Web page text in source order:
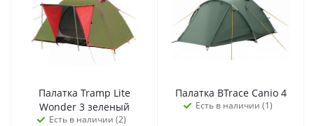
Палатка Tramp Lite
Wonder 3 зеленый
Есть в наличии (2)
Палатка BTrace Canio 4
Есть в наличии (1)